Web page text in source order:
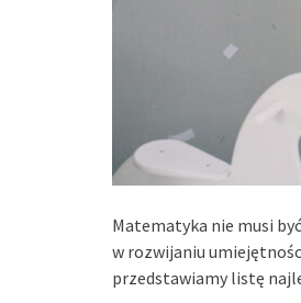
Matematyka nie musi
w rozwijaniu
przedstawiamy listę